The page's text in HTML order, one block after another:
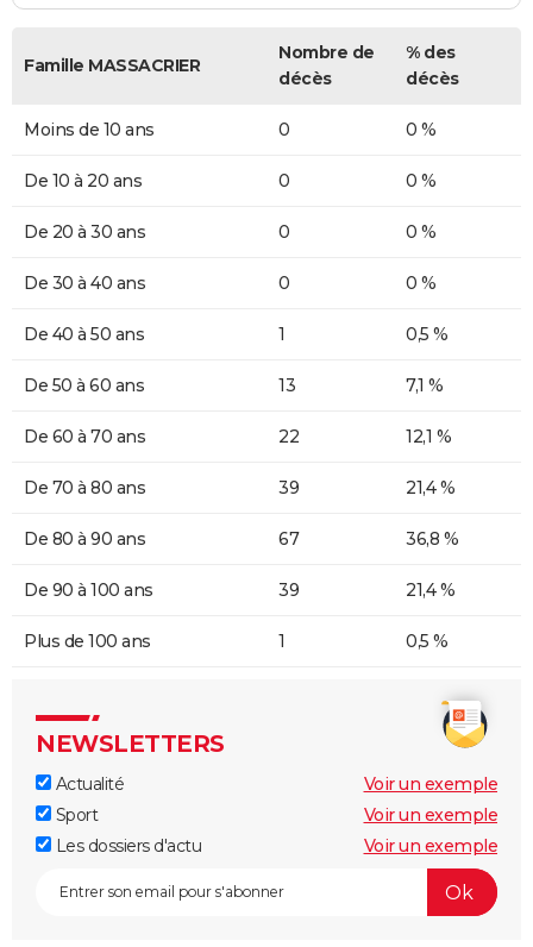
Famille MASSACRIER
Nombre de
décès
% des
décès
Moins de 10 ans 0 0 %
De 10 à 20 ans 0 0 %
De 20 à 30 ans 0 0 %
De 30 à 40 ans 0 0 %
De 40 à 50 ans 1 0,5 %
De 50 à 60 ans 13 7,1 %
De 60 à 70 ans 22 12,1 %
De 70 à 80 ans 39 21,4 %
De 80 à 90 ans 67 36,8 %
De 90 à 100 ans 39 21,4 %
Plus de 100 ans 1 0,5 %
NEWSLETTERS
Actualité
Voir un exemple
Sport
Voir un exemple
Les dossiers d'actu
Voir un exemple